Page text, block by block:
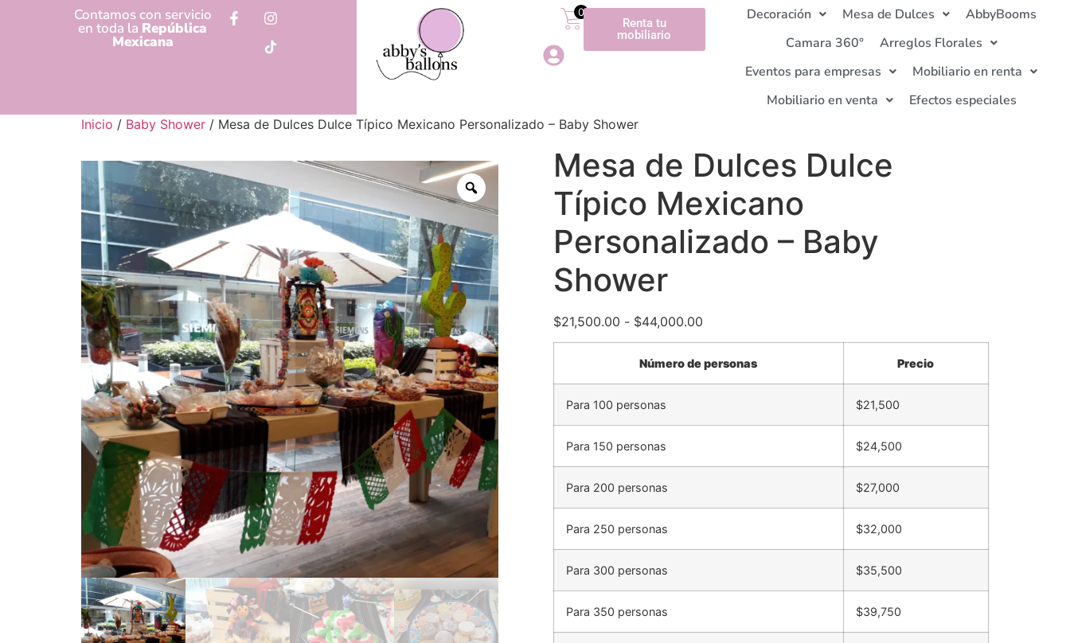
Contamos con servicio
en toda la República
Mexicana
0
Renta tu
mobiliario
Decoración Mesa de Dulces
AbbyBooms
Camara 360°
Arreglos Florales
Eventos para empresas
Mobiliario en renta
Mobiliario en venta
Efectos especiales
Inicio / Baby Shower / Mesa de Dulces Dulce Típico Mexicano Personalizado – Baby Shower
Mesa de Dulces Dulce
Típico Mexicano
Personalizado – Baby
Shower
$21,500.00 - $44,000.00
Número de personas Precio
Para 100 personas $21,500
Para 150 personas $24,500
Para 200 personas $27,000
Para 250 personas $32,000
Para 300 personas $35,500
Para 350 personas $39,750